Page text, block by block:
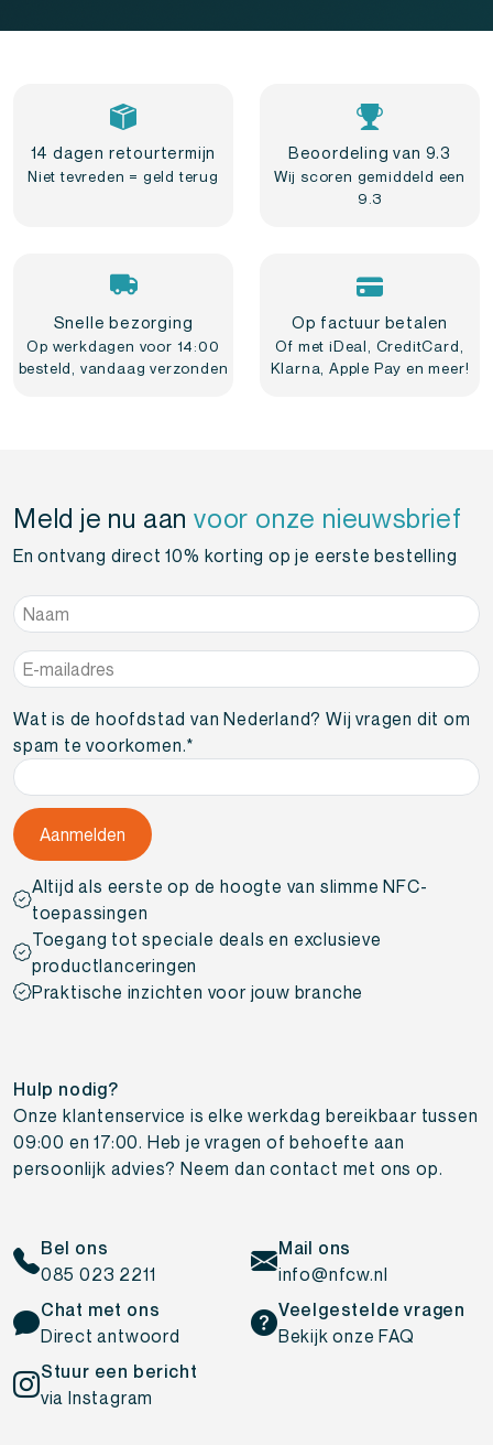
14 dagen retourtermijn
Niet tevreden = geld terug
Beoordeling van 9.3
Wij scoren gemiddeld een
9.3
Snelle bezorging
Op werkdagen voor 14:00
besteld, vandaag verzonden
Op factuur betalen
Of met iDeal, CreditCard,
Klarna, Apple Pay en meer!
Meld je nu aanvoor onze nieuwsbrief
En ontvang direct 10% korting op je eerste bestelling
Naam*
E-
mailadres*
Wat is de hoofdstad van Nederland? Wij vragen dit om
spam te voorkomen.*
Altijd als eerste op de hoogte van slimme NFC-
toepassingen
Toegang tot speciale deals en exclusieve
productlanceringen
Praktische inzichten voor jouw branche
Hulp nodig?
Onze klantenservice is elke werkdag bereikbaar tussen
09:00 en 17:00. Heb je vragen of behoefte aan
persoonlijk advies? Neem dan contact met ons op.
Bel ons
085 023 2211
Mail ons
info@nfcw.nl
Chat met ons
Direct antwoord
Veelgestelde vragen
Bekijk onze FAQ
Stuur een bericht
via Instagram